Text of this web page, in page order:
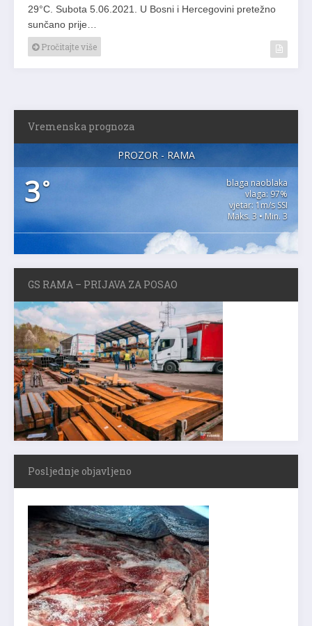
29°C. Subota 5.06.2021. U Bosni i Hercegovini pretežno
sunčano prije…
Pročitajte više
Vremenska prognoza
PROZOR - RAMA
3°
blaga naoblaka
vlaga: 97%
vjetar: 1m/s SSI
Maks. 3 • Min. 3
GS RAMA – PRIJAVA ZA POSAO
Posljednje objavljeno